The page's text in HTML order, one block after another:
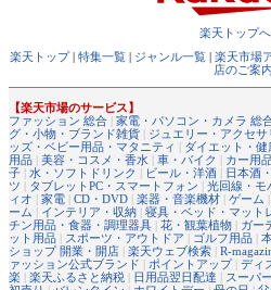
楽天トップ
楽天トップ| 特集一覧 | ジャンル一覧 | 楽天市場
店のご案内
【楽天市場のサービス】
ファッション 総合 | 家電・パソコン・カメラ 総
グ・小物・ブランド雑貨 | ジュエリー・アクセサ
ッズ・ベビー用品・マタニティ | ダイエット・健
用品 | 美容・コスメ・香水 | 車・バイク | カー用
子 | 水・ソフトドリンク | ビール・洋酒 | 日本酒
ツ | タブレットPC・スマートフォン | 光回線・モ
ィオ | 家電 | CD・DVD | 楽器・音楽機材 | ゲーム |
ーム | インテリア・収納 | 寝具・ベッド・マット
チン用品・食器・調理器具 | 花・観葉植物 | ガー
ット用品 | スポーツ・アウトドア | ゴルフ用品 |
ショップ 開業・開店 | 楽天ウェブ検索 | R-
ァッション公式ブランド | ポイントアップ| ディ
楽 | 楽天ふるさと納税 | 日用品翌日配達 | スーパ